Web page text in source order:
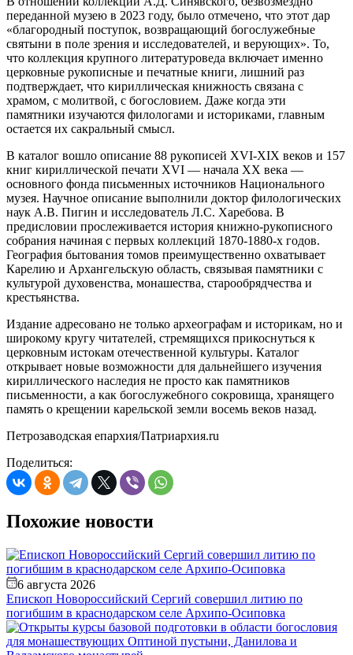
переданной музею в 2023 году, было отмечено, что этот дар
«благородный поступок, возвращающий богослужебные
святыни в поле зрения и исследователей, и верующих». То,
что коллекция крупного литературоведа включает именно
церковные рукописные и печатные книги, лишний раз
подтверждает, что кириллическая книжность связана с
храмом, с молитвой, с богословием. Даже когда эти
памятники изучаются филологами и историками, главным
остается их сакральный смысл.
В каталог вошло описание 88 рукописей XVI-XIX веков и 157
книг кириллической печати XVI — начала ХХ века —
основного фонда письменных источников Национального
музея. Научное описание выполнили доктор филологических
наук А.В. Пигин и исследователь Л.С. Харебова. В
предисловии прослеживается история книжно-рукописного
собрания начиная с первых коллекций 1870-1880-х годов.
География бытования томов преимущественно охватывает
Карелию и Архангельскую область, связывая памятники с
культурой духовенства, монашества, старообрядчества и
крестьянства.
Издание адресовано не только археографам и историкам, но и
широкому кругу читателей, стремящихся прикоснуться к
церковным истокам отечественной культуры. Каталог
открывает новые возможности для дальнейшего изучения
кириллического наследия не просто как памятников
письменности, а как богослужебного сокровища, хранящего
память о крещении карельской земли восемь веков назад.
Петрозаводская епархия/Патриархия.ru
Поделиться:
Похожие новости
6 августа 2026
Епископ Новороссийский Сергий совершил литию по
погибшим в краснодарском селе Архипо-Осиповка